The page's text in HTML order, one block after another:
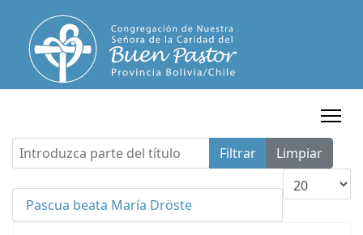
Introduzca parte del título Filtrar
Limpiar
Cantidad a
Pascua beata María Dröste